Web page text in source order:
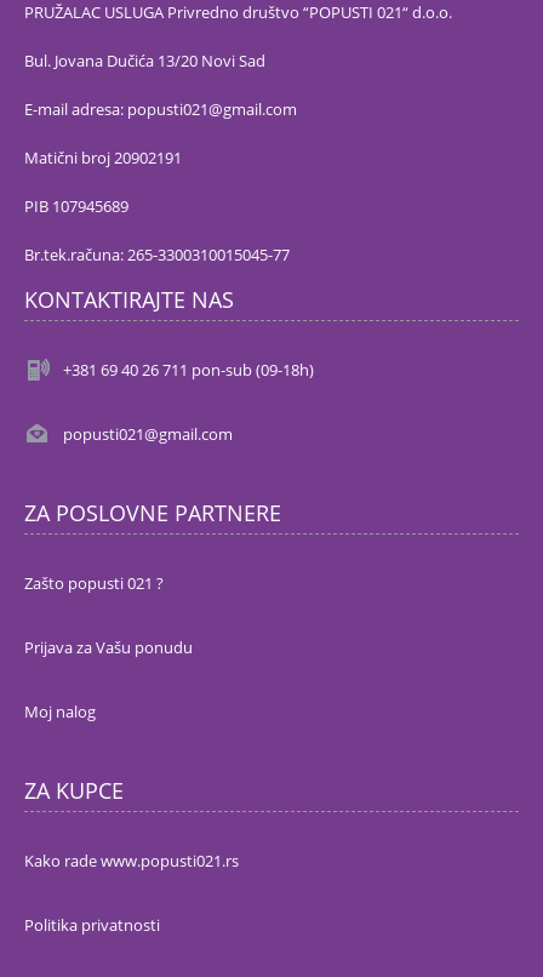
PRUŽALAC USLUGA Privredno društvo “POPUSTI 021“ d.o.o.
Bul. Jovana Dučića 13/20 Novi Sad
E-mail adresa: popusti021@gmail.com
Matični broj 20902191
PIB 107945689
Br.tek.računa: 265-3300310015045-77
KONTAKTIRAJTE NAS
+381 69 40 26 711 pon-sub (09-18h)
popusti021@gmail.com
ZA POSLOVNE PARTNERE
Zašto popusti 021 ?
Prijava za Vašu ponudu
Moj nalog
ZA KUPCE
Kako rade www.popusti021.rs
Politika privatnosti